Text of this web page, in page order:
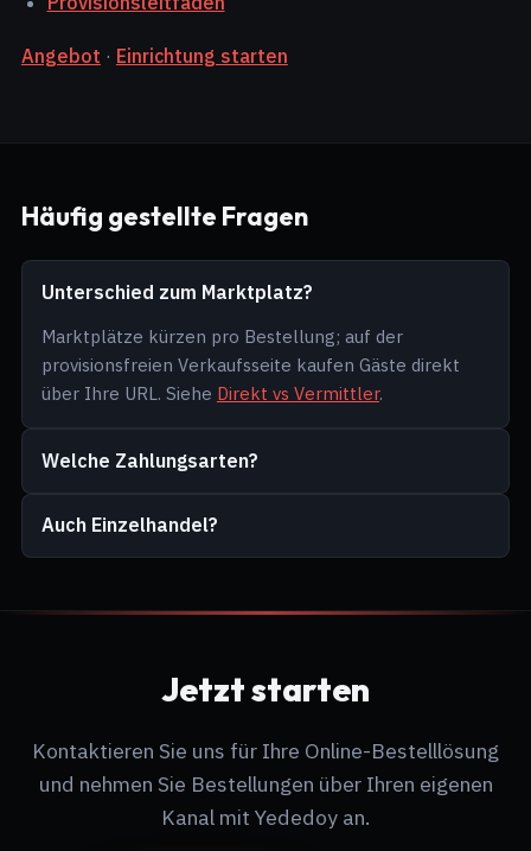
Angebot · Einrichtung starten
Häufig gestellte Fragen
Unterschied zum Marktplatz?
Marktplätze kürzen pro Bestellung; auf der
provisionsfreien Verkaufsseite kaufen Gäste direkt
über Ihre URL. Siehe Direkt vs Vermittler.
Welche Zahlungsarten?
Auch Einzelhandel?
Jetzt starten
Kontaktieren Sie uns für Ihre Online-Bestelllösung
und nehmen Sie Bestellungen über Ihren eigenen
Kanal mit Yededoy an.